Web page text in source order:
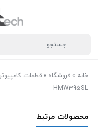
خانه » فروشگاه » قطعات کامپیوتر
HMW395SL
محصولات مرتبط